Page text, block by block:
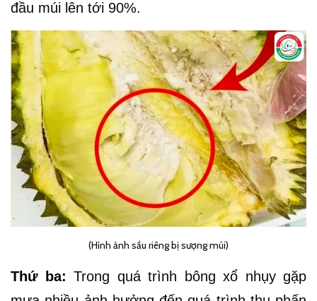
đầu múi lên tới 90%.
(Hình ảnh sầu riêng bị sượng múi)
Thứ ba: Trong quá trình bông xổ nhụy gặp